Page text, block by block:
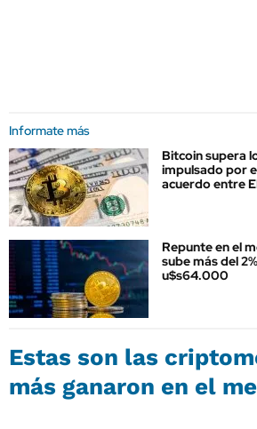
Informate más
Bitcoin supera
impulsado por
acuerdo entre
Repunte en el
sube más del
u$s64.000
Estas son las
más ganaron en el